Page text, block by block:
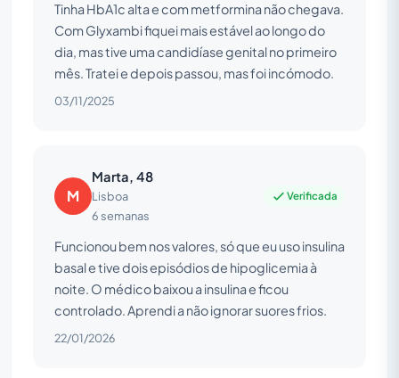
Tinha HbA1c alta e com metformina não chegava.
Com Glyxambi fiquei mais estável ao longo do
dia, mas tive uma candidíase genital no primeiro
mês. Tratei e depois passou, mas foi incómodo.
03/11/2025
M
Marta, 48
Lisboa
6 semanas
Verificada
Funcionou bem nos valores, só que eu uso insulina
basal e tive dois episódios de hipoglicemia à
noite. O médico baixou a insulina e ficou
controlado. Aprendi a não ignorar suores frios.
22/01/2026